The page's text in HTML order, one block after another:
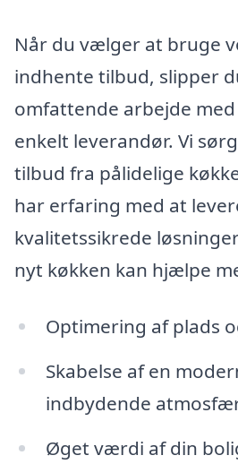
Når du vælger at bruge
indhente tilbud, slipper
omfattende arbejde
enkelt leverandør. Vi
tilbud fra pålidelige
har erfaring med at
kvalitetssikrede
nyt køkken kan hjælpe
Optimering af plads
Skabelse af en
indbydende
Øget værdi af din